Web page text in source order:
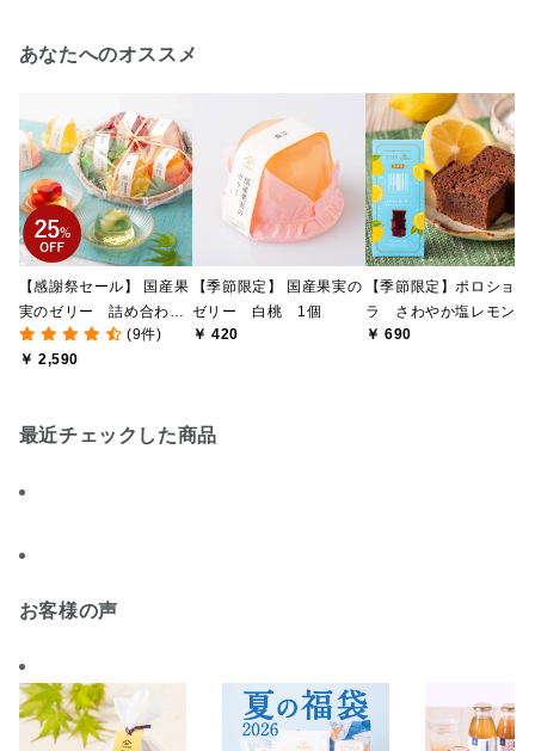
あなたへのオススメ
【感謝祭セール】 国産果
実のゼリー 詰め合わ
せ 5個入り 【かごセ
ロファンラッピング／の
(9件)
￥ 2,590
【季節限定】 国産果実の
ゼリー 白桃 1個
￥ 420
【季節限定】ポロショコ
ラ さわやか塩レモン
￥ 690
最近チェックした商品
お客様の声